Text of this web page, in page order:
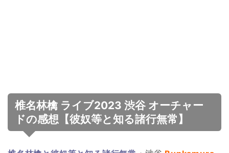
椎名林檎 ライブ2023 渋谷 オーチャー
ドの感想【彼奴等と知る諸行無常】